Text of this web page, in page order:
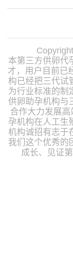
本第三方供卵代
才，用户目前已
构已经把三代试
为行业标准的制
供卵助孕机构与
合作大力发展
孕机构在人工生
机构诚招有志于
我们这个优秀的
成长、见证